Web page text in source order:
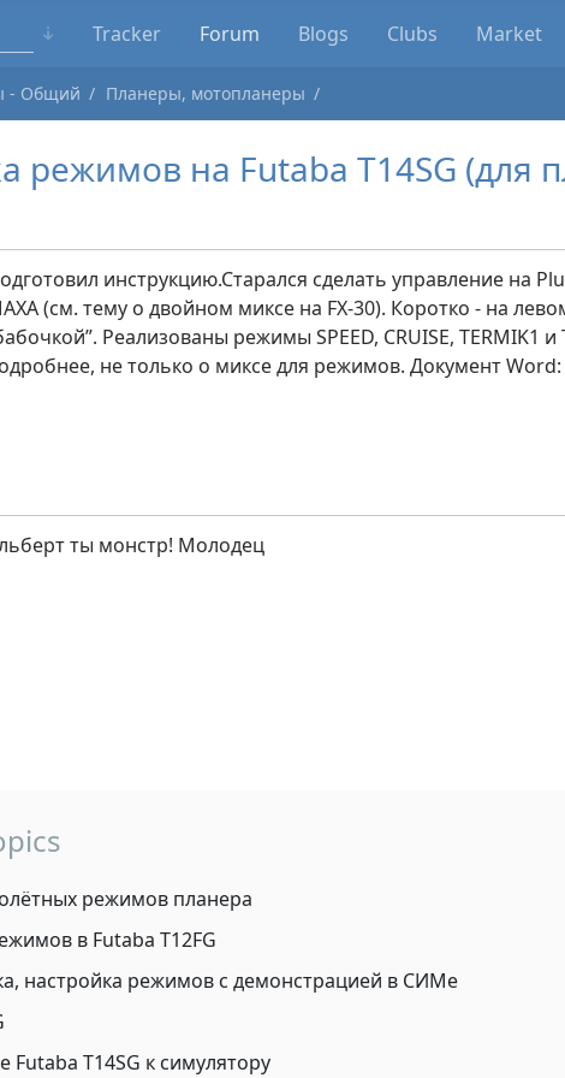
Tracker Forum Blogs Clubs Market
- Общий Планеры, мотопланеры
режимов на Futaba T14SG (для
инструкцию.Старался сделать управление на
(см. тему о двойном миксе на FX-30). Коротко - на
Реализованы режимы SPEED, CRUISE, TERMIK1
не только о миксе для режимов. Документ Word:
ты монстр! Молодец
режимов планера
в Futaba T12FG
настройка режимов с демонстрацией в СИМе
Futaba T14SG к симулятору